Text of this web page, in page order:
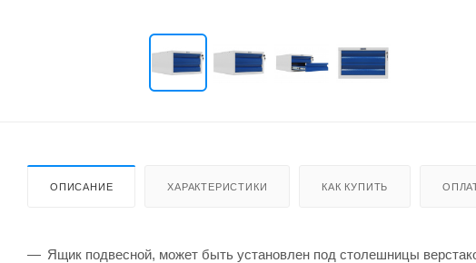
ОПИСАНИЕ ХАРАКТЕРИСТИКИ КАК КУПИТЬ
Ящик подвесной, может быть установлен под столешницы